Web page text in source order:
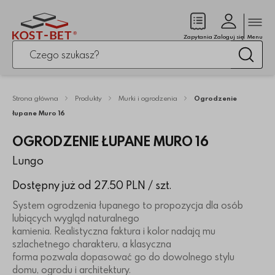
Po kliknięciu przycisku fraza zostanie wyszukana
Zapytania
(pusty)Zaloguj się Menu
Strona główna Produkty Murki i ogrodzenia
Ogrodzenie
łupane Muro 16
OGRODZENIE ŁUPANE MURO 16
Lungo
Dostępny już od 27.50 PLN / szt.
System ogrodzenia łupanego to propozycja dla osób
lubiących wygląd naturalnego
kamienia. Realistyczna faktura i kolor nadają mu
szlachetnego charakteru, a klasyczna
forma pozwala dopasować go do dowolnego stylu
domu, ogrodu i architektury.